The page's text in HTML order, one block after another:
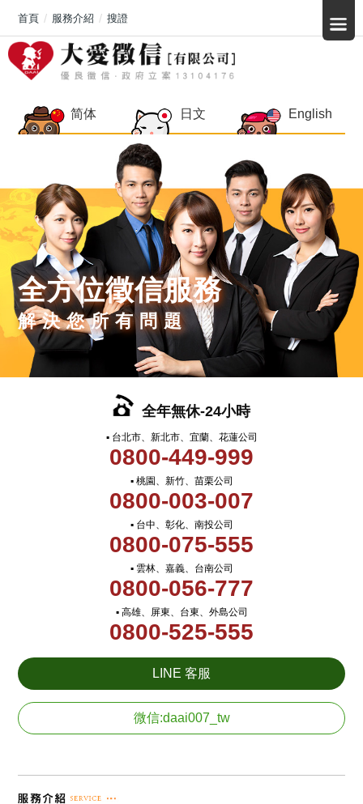
简体 日文 English
全方位徵信服務
解決您所有問題
全年無休-24小時
▪ 台北市、新北市、宜蘭、花蓮公司
0800-449-999
▪ 桃園、新竹、苗栗公司
0800-003-007
▪ 台中、彰化、南投公司
0800-075-555
▪ 雲林、嘉義、台南公司
0800-056-777
▪ 高雄、屏東、台東、外島公司
0800-525-555
LINE 客服
微信:daai007_tw
首頁 服務介紹 搜證